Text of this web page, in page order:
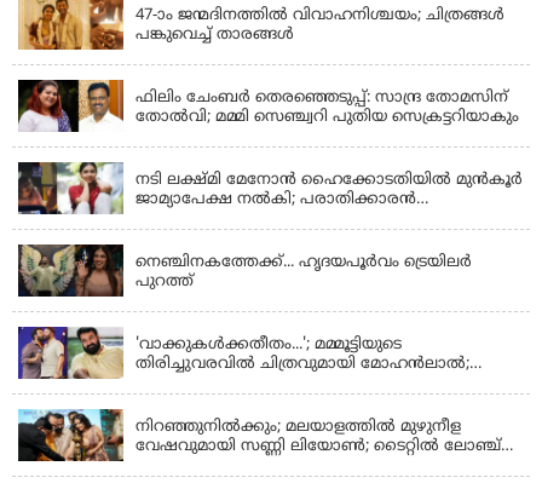
47-ാം ജന്മദിനത്തിൽ വിവാഹനിശ്ചയം; ചിത്രങ്ങള്‍
പങ്കുവെച്ച് താരങ്ങൾ
ഫിലിം ചേംബർ തെരഞ്ഞെടുപ്പ്: സാന്ദ്ര തോമസിന്
തോൽവി; മമ്മി സെഞ്ച്വറി പുതിയ സെക്രട്ടറിയാകും
നടി ലക്ഷ്മി മേനോൻ ഹൈക്കോടതിയിൽ മുൻ‌കൂർ
ജാമ്യാപേക്ഷ നൽകി; പരാതിക്കാരൻ
നെഞ്ചിനകത്തേക്ക്... ഹൃദയപൂര്‍വം ട്രെയിലര്‍
പുറത്ത്
'വാക്കുകള്‍ക്കതീതം...'; മമ്മൂട്ടിയുടെ
തിരിച്ചുവരവില്‍ ചിത്രവുമായി മോഹന്‍ലാല്‍;
നിറഞ്ഞുനിൽക്കും; മലയാളത്തിൽ മുഴുനീള
വേഷവുമായി സണ്ണി ലിയോൺ; ടൈറ്റിൽ ലോഞ്ച്